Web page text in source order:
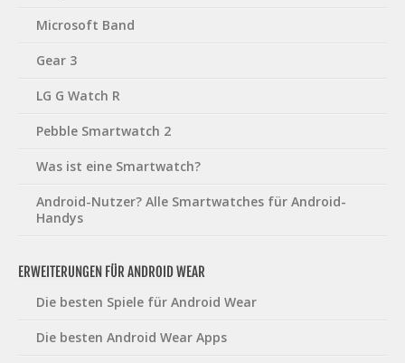
Microsoft Band
Gear 3
LG G Watch R
Pebble Smartwatch 2
Was ist eine Smartwatch?
Android-Nutzer? Alle Smartwatches für Android-
Handys
ERWEITERUNGEN FÜR ANDROID WEAR
Die besten Spiele für Android Wear
Die besten Android Wear Apps